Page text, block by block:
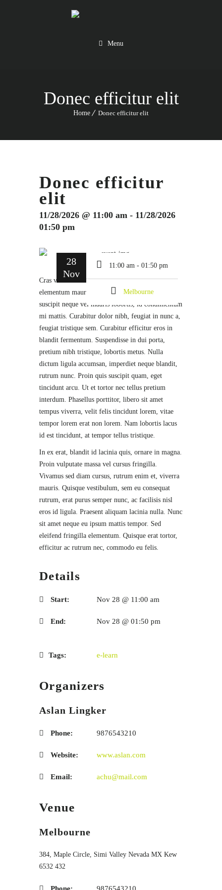
Menu
Donec efficitur elit
Home Donec efficitur elit
Donec efficitur
elit
11/28/2026 @ 11:00 am - 11/28/2026
01:50 pm
28
Nov
11:00 am - 01:50 pm
Melbourne
Cras vehicula ornare felis quis lobortis. Donec et
elementum mauris, sed accumsan ante. Donec
suscipit neque vel mauris lobortis, id condimentum
mi mattis. Curabitur dolor nibh, feugiat in nunc a,
feugiat tristique sem. Curabitur efficitur eros in
blandit fermentum. Suspendisse in dui porta,
pretium nibh tristique, lobortis metus. Nulla
dictum ligula accumsan, imperdiet neque blandit,
rutrum nunc. Proin quis suscipit quam, eget
tincidunt arcu. Ut et tortor nec tellus pretium
interdum. Phasellus porttitor, libero sit amet
tempus viverra, velit felis tincidunt lorem, vitae
tempor lorem erat non lorem. Nam lobortis lacus
id est tincidunt, at tempor tellus tristique.
In ex erat, blandit id lacinia quis, ornare in magna.
Proin vulputate massa vel cursus fringilla.
Vivamus sed diam cursus, rutrum enim et, viverra
mauris. Quisque vestibulum, sem eu consequat
rutrum, erat purus semper nunc, ac facilisis nisl
eros id ligula. Praesent aliquam lacinia nulla. Nunc
sit amet neque eu ipsum mattis tempor. Sed
eleifend fringilla elementum. Quisque erat tortor,
efficitur ac rutrum nec, commodo eu felis.
Details
Start: Nov 28 @ 11:00 am
End: Nov 28 @ 01:50 pm
Tags: e-learn
Organizers
Aslan Lingker
Phone: 9876543210
Website: www.aslan.com
Email: achu@mail.com
Venue
Melbourne
384, Maple Circle, Simi Valley Nevada MX Kew
6532 432